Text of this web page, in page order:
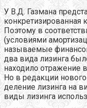
У В.Д. Газмана
конкретизированная
Поэтому в
(условиями
называемые
два вида лизинга
находило отражение
Но в редакции
деление лизинга на
виды лизинга